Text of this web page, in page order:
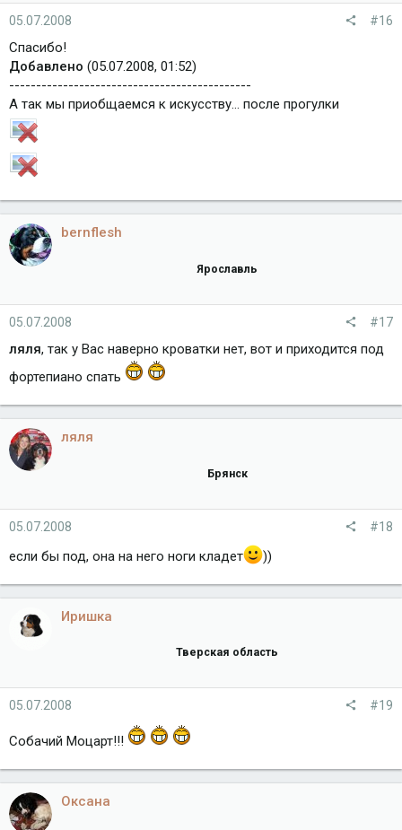
05.07.2008 #16
Спасибо!
Добавлено (05.07.2008, 01:52)
---------------------------------------------
А так мы приобщаемся к искусству... после прогулки
bernflesh
Ярославль
05.07.2008 #17
ляля, так у Вас наверно кроватки нет, вот и приходится под
фортепиано спать
ляля
Брянск
05.07.2008 #18
если бы под, она на него ноги кладет ))
Иришка
Тверская область
05.07.2008 #19
Собачий Моцарт!!!
Оксана